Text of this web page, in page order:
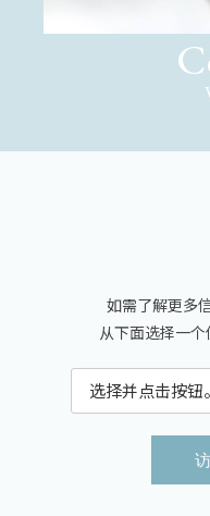
如需了解更多
从下面选择一个